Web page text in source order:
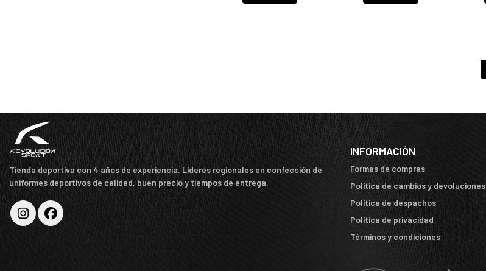
Tienda deportiva con 4 años de experiencia. Líderes regionales en confección de
uniformes deportivos de calidad, buen precio y tiempos de entrega.
INFORMACIÓN
Formas de compras
Política de cambios y devoluciones
Política de despachos
Política de privacidad
Términos y condiciones